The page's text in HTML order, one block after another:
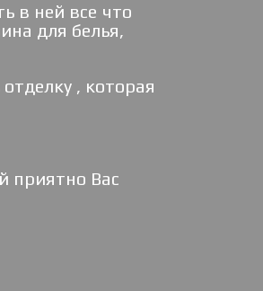
в ней все что
для белья,
, которая
приятно Вас